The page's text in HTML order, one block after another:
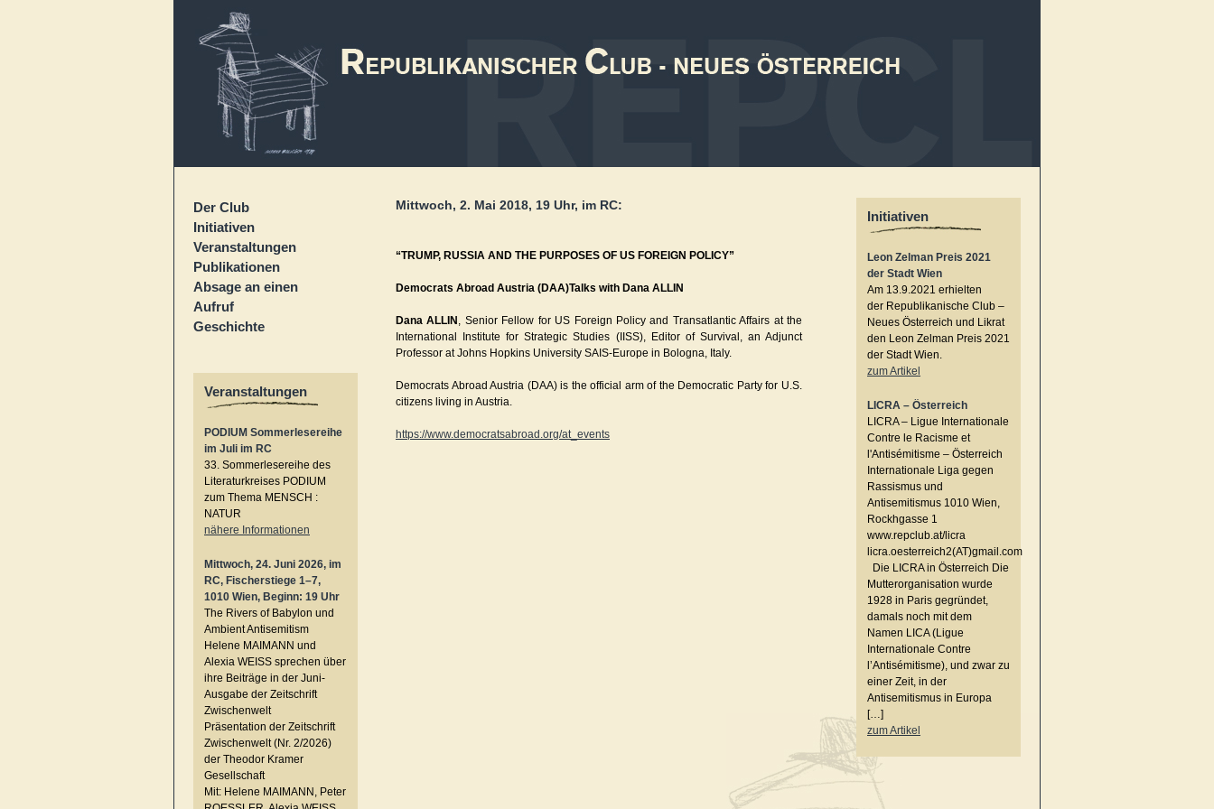
Der Club
Initiativen
Veranstaltungen
Publikationen
Absage an einen
Aufruf
Geschichte
Veranstaltungen
PODIUM Sommerlesereihe
im Juli im RC
33. Sommerlesereihe des
Literaturkreises PODIUM
zum Thema MENSCH :
NATUR
nähere Informationen
Mittwoch, 24. Juni 2026, im
RC, Fischerstiege 1–7,
1010 Wien, Beginn: 19 Uhr
The Rivers of Babylon und
Ambient Antisemitism
Helene MAIMANN und
Alexia WEISS sprechen über
ihre Beiträge in der Juni-
Ausgabe der Zeitschrift
Zwischenwelt
Präsentation der Zeitschrift
Zwischenwelt (Nr. 2/2026)
der Theodor Kramer
Gesellschaft
Mit: Helene MAIMANN, Peter
Mittwoch, 2. Mai 2018, 19 Uhr, im RC:
“TRUMP, RUSSIA AND THE PURPOSES OF US FOREIGN POLICY”
Democrats Abroad Austria (DAA)Talks with Dana ALLIN
Dana ALLIN , Senior Fellow for US Foreign Policy and Transatlantic Affairs at the
International Institute for Strategic Studies (IISS), Editor of Survival, an Adjunct
Professor at Johns Hopkins University SAIS-Europe in Bologna, Italy.
Democrats Abroad Austria (DAA) is the official arm of the Democratic Party for U.S.
citizens living in Austria.
https://www.democratsabroad.org/at_events
Initiativen
Leon Zelman Preis 2021
der Stadt Wien
Am 13.9.2021 erhielten
der Republikanische Club –
Neues Österreich und Likrat
den Leon Zelman Preis 2021
der Stadt Wien.
zum Artikel
LICRA – Österreich
LICRA – Ligue Internationale
Contre le Racisme et
l'Antisémitisme – Österreich
Internationale Liga gegen
Rassismus und
Antisemitismus 1010 Wien,
Rockhgasse 1
www.repclub.at/licra
licra.oesterreich2(AT)gmail.com
Die LICRA in Österreich Die
Mutterorganisation wurde
1928 in Paris gegründet,
damals noch mit dem
Namen LICA (Ligue
Internationale Contre
l’Antisémitisme), und zwar zu
einer Zeit, in der
Antisemitismus in Europa
[…]
zum Artikel